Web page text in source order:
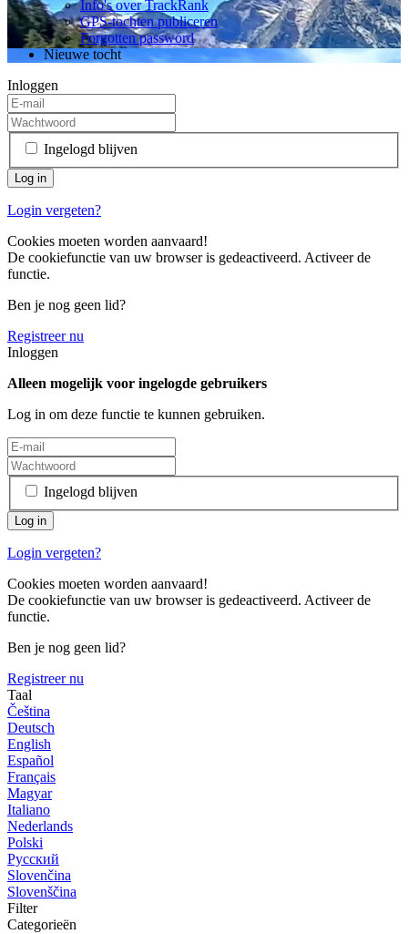
Info's over TrackRank
GPS-tochten publiceren
Forgotten password
Nieuwe tocht
Inloggen
Ingelogd blijven
Login vergeten?
Cookies moeten worden aanvaard!
De cookiefunctie van uw browser is gedeactiveerd. Activeer de
functie.
Ben je nog geen lid?
Registreer nu
Inloggen
Alleen mogelijk voor ingelogde gebruikers
Log in om deze functie te kunnen gebruiken.
Ingelogd blijven
Login vergeten?
Cookies moeten worden aanvaard!
De cookiefunctie van uw browser is gedeactiveerd. Activeer de
functie.
Ben je nog geen lid?
Registreer nu
Taal
Čeština
Deutsch
English
Español
Français
Magyar
Italiano
Nederlands
Polski
Русский
Slovenčina
Slovenščina
Filter
Categorieën